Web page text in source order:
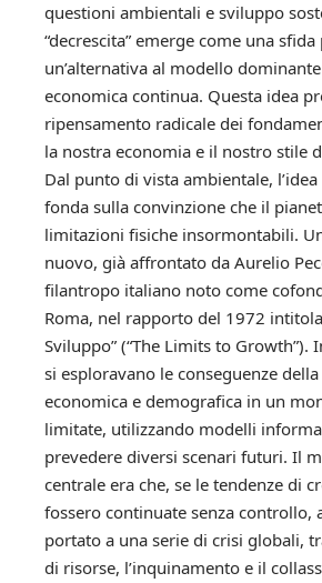
questioni ambientali e sviluppo
“decrescita” emerge come una
un’alternativa al modello
economica continua. Questa idea
ripensamento radicale dei
la nostra economia e il nostro stile
Dal punto di vista ambientale,
fonda sulla convinzione che il
limitazioni fisiche insormontabili.
nuovo, già affrontato da Aurelio
filantropo italiano noto come
Roma, nel rapporto del 1972
Sviluppo” (“The Limits to Growth”).
si esploravano le conseguenze
economica e demografica in un
limitate, utilizzando modelli
prevedere diversi scenari futuri. Il
centrale era che, se le tendenze di
fossero continuate senza controllo,
portato a una serie di crisi globali,
di risorse, l’inquinamento e il